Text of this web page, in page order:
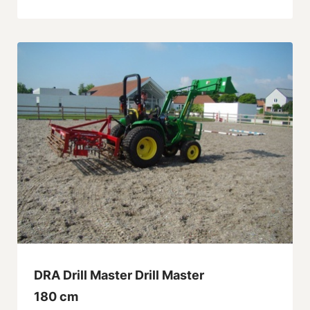
DRA Drill Master Drill Master
180 cm